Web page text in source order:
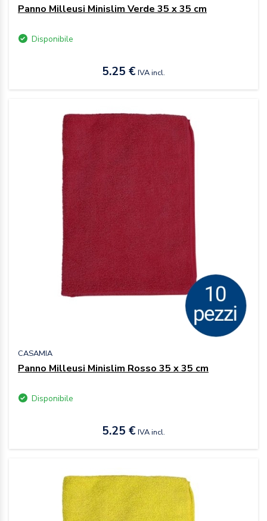
Panno Milleusi Minislim Verde 35 x 35 cm
Disponibile
5.25 € IVA incl.
CASAMIA
Panno Milleusi Minislim Rosso 35 x 35 cm
Disponibile
5.25 € IVA incl.